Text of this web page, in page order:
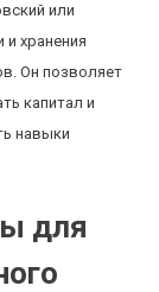
или
и хранения
Он позволяет
капитал и
навыки
для